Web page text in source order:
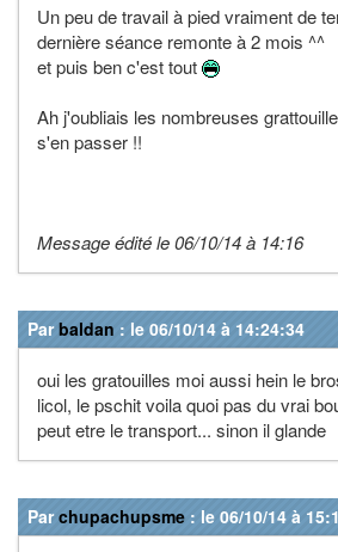
Un peu de travail à pied vraiment de
dernière séance remonte à 2 mois ^^
et puis ben c'est tout
Ah j'oubliais les nombreuses
s'en passer !!
Message édité le 06/10/14 à 14:16
Parbaldan : le 06/10/14 à 14:24:34
oui les gratouilles moi aussi hein le
licol, le pschit voila quoi pas du vrai
peut etre le transport... sinon il glande
Parchupachupsme : le 06/10/14 à